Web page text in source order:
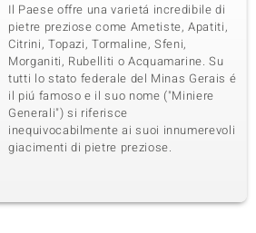
Il Paese offre una varietá incredibile di
pietre preziose come Ametiste, Apatiti,
Citrini, Topazi, Tormaline, Sfeni,
Morganiti, Rubelliti o Acquamarine. Su
tutti lo stato federale del Minas Gerais é
il piú famoso e il suo nome ("Miniere
Generali") si riferisce
inequivocabilmente ai suoi innumerevoli
giacimenti di pietre preziose.